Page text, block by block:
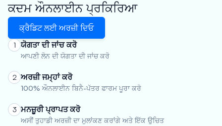
ਕਦਮ ਔਨਲਾਈਨ ਪ੍ਰਕਿਰਿਆ
ਕ੍ਰੈਡਿਟ ਲਈ ਅਰਜ਼ੀ ਦਿਓ
1 ਯੋਗਤਾ ਦੀ ਜਾਂਚ ਕਰੋ
ਆਪਣੀ ਲੋਨ ਦੀ ਯੋਗਤਾ ਦੀ ਜਾਂਚ ਕਰੋ
2 ਅਰਜ਼ੀ ਜਮ੍ਹਾਂ ਕਰੋ
100% ਔਨਲਾਈਨ ਬਿਨੈ-ਪੱਤਰ ਫਾਰਮ ਪੂਰਾ ਕਰੋ
3 ਮਨਜ਼ੂਰੀ ਪ੍ਰਾਪਤ ਕਰੋ
ਅਸੀਂ ਤੁਹਾਡੀ ਅਰਜ਼ੀ ਦਾ ਮੁਲਾਂਕਣ ਕਰਾਂਗੇ ਅਤੇ ਇੱਕ ਉਚਿਤ